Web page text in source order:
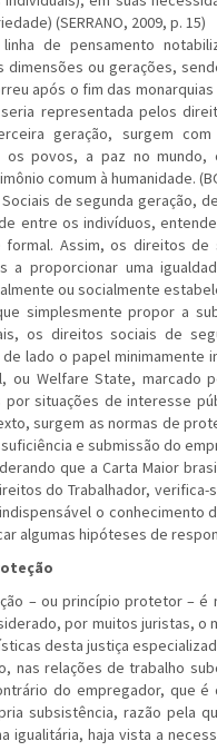
(SERRANO, 2009, p. 15)
de pensamento
dimensões ou gerações,
após o fim das
representada pelos
geração, surgem
os povos, a paz no
comum à humanidade.
de segunda geração,
entre os indivíduos,
formal. Assim, os direitos
a proporcionar uma
ou socialmente
simplesmente propor a
os direitos sociais de
lado o papel minimamente
ou Welfare State, marcado
situações de interesse
surgem as normas de
e submissão do
que a Carta Maior
do Trabalhador,
o conhecimento
algumas hipóteses de
– ou princípio protetor –
por muitos juristas,
desta justiça especializada
nas relações de trabalho
do empregador, que
subsistência, razão pela
igualitária, haja vista a